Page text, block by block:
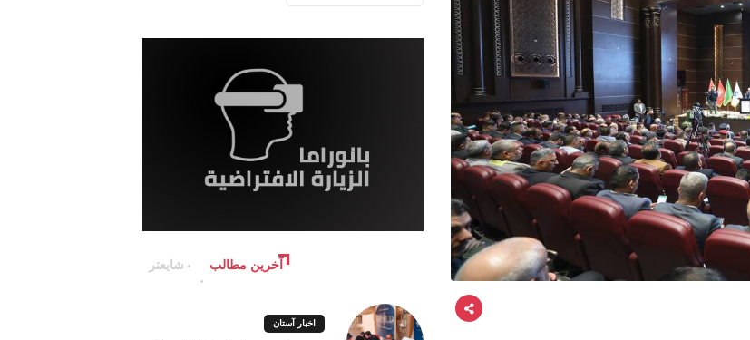
آخرین مطالب شایعتر
اخبار آستان